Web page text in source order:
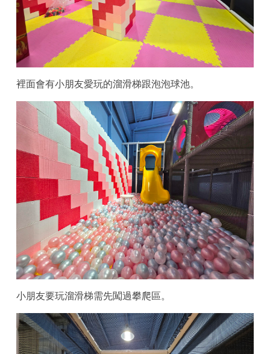
裡面會有小朋友愛玩的溜滑梯跟泡泡球池。
小朋友要玩溜滑梯需先闖過攀爬區。